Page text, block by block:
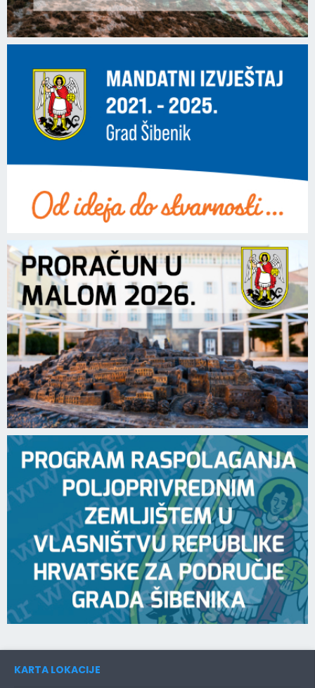
KARTA LOKACIJE